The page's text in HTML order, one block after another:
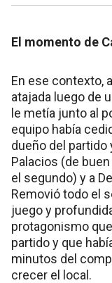
El momento de
En ese contexto,
atajada luego de
le metía junto al
equipo había
dueño del partido
Palacios (de
el segundo) y a
Removió todo el
juego y
protagonismo
partido y que
minutos del
crecer el local.